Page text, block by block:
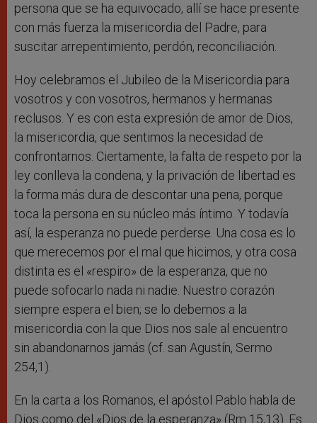
persona que se ha equivocado, allí se hace presente
con más fuerza la misericordia del Padre, para
suscitar arrepentimiento, perdón, reconciliación.
Hoy celebramos el Jubileo de la Misericordia para
vosotros y con vosotros, hermanos y hermanas
reclusos. Y es con esta expresión de amor de Dios,
la misericordia, que sentimos la necesidad de
confrontarnos. Ciertamente, la falta de respeto por la
ley conlleva la condena, y la privación de libertad es
la forma más dura de descontar una pena, porque
toca la persona en su núcleo más íntimo. Y todavía
así, la esperanza no puede perderse. Una cosa es lo
que merecemos por el mal que hicimos, y otra cosa
distinta es el «respiro» de la esperanza, que no
puede sofocarlo nada ni nadie. Nuestro corazón
siempre espera el bien; se lo debemos a la
misericordia con la que Dios nos sale al encuentro
sin abandonarnos jamás (cf. san Agustín, Sermo
254,1).
En la carta a los Romanos, el apóstol Pablo habla de
Dios como del «Dios de la esperanza» (Rm 15,13). Es